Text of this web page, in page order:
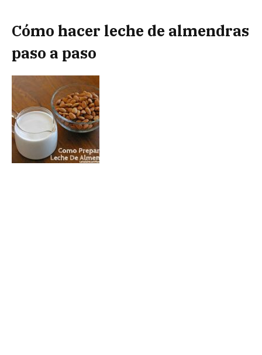
Cómo hacer leche de almendras
paso a paso